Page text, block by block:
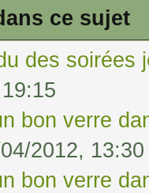
ce sujet
des soirées
bon verre
2012, 13:30
bon verre